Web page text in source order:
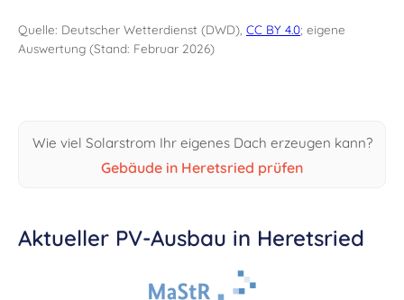
Quelle: Deutscher Wetterdienst (DWD), CC BY 4.0; eigene
Auswertung (Stand: Februar 2026)
Wie viel Solarstrom Ihr eigenes Dach erzeugen kann?
Gebäude in Heretsried prüfen
Aktueller PV-Ausbau in Heretsried